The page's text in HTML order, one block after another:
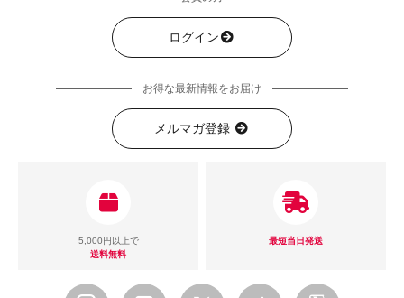
ログイン
お得な最新情報をお届け
メルマガ登録
5,000円以上で
送料無料
最短当日発送